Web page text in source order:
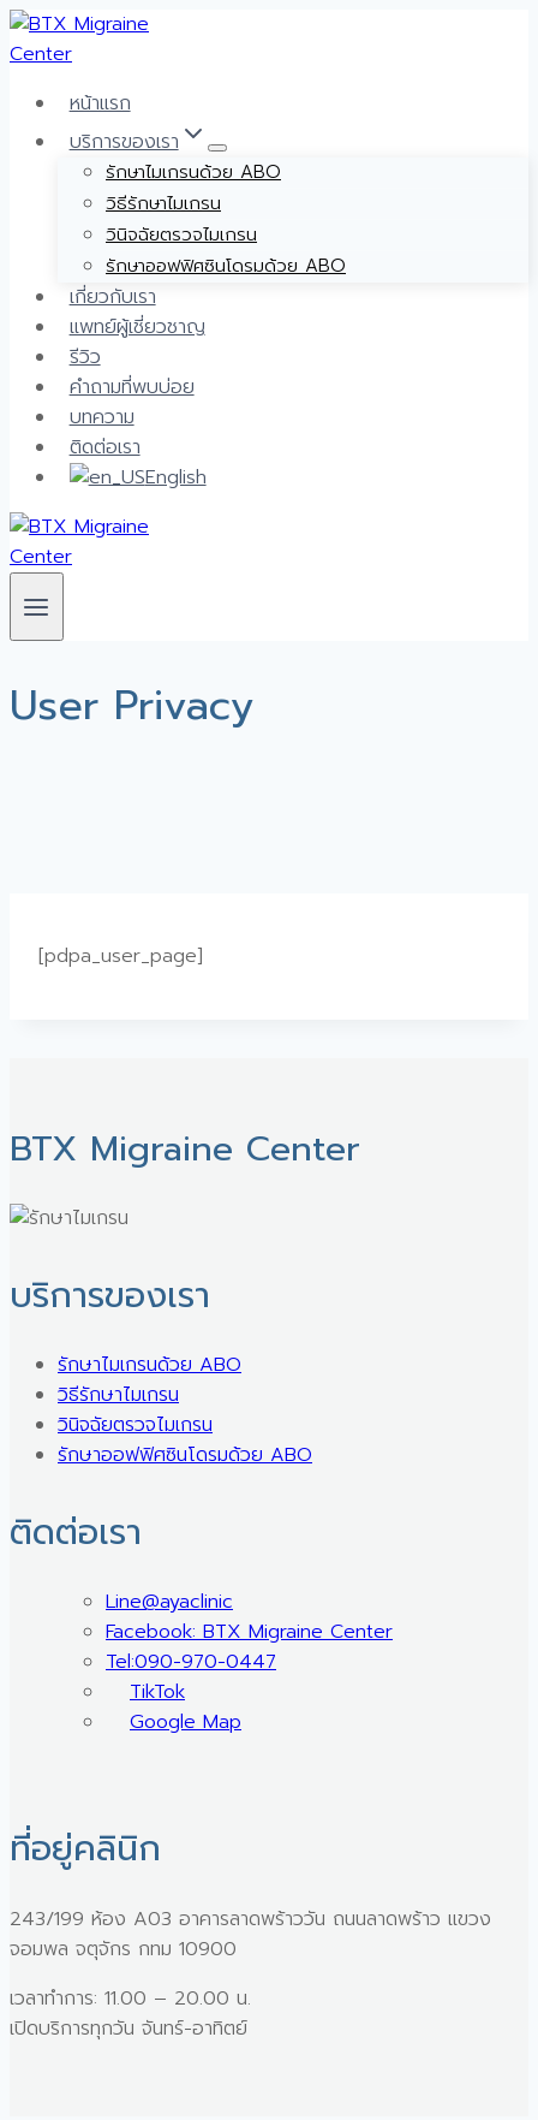
Skip
to
หน้าแรก
บริการของเรา
รักษาไมเกรนด้วย ABO
วิธีรักษาไมเกรน
วินิจฉัยตรวจไมเกรน
รักษาออฟฟิศซินโดรมด้วย ABO
เกี่ยวกับเรา
แพทย์ผู้เชี่ยวชาญ
รีวิว
คำถามที่พบบ่อย
บทความ
ติดต่อเรา
English
User Privacy
[pdpa_user_page]
BTX Migraine Center ㅤ
บริการของเรา
รักษาไมเกรนด้วย ABO
วิธีรักษาไมเกรน
วินิจฉัยตรวจไมเกรน
รักษาออฟฟิศซินโดรมด้วย ABO
ติดต่อเรา
Line@ayaclinic
Facebook: BTX Migraine Center
Tel:090-970-0447
TikTok
Google Map
ที่อยู่คลินิก
243/199 ห้อง A03 อาคารลาดพร้าววัน ถนนลาดพร้าว แขวง
จอมพล จตุจักร กทม 10900
เวลาทำการ: 11.00 – 20.00 น.
เปิดบริการทุกวัน จันทร์-อาทิตย์